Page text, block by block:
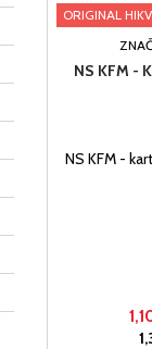
ORIGINAL
NS KFM -
NS KFM -